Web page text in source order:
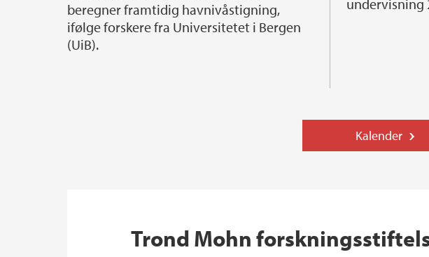
beregner framtidig havnivåstigning,
ifølge forskere fra Universitetet i Bergen
(UiB).
undervisning
Kalender
Trond Mohn